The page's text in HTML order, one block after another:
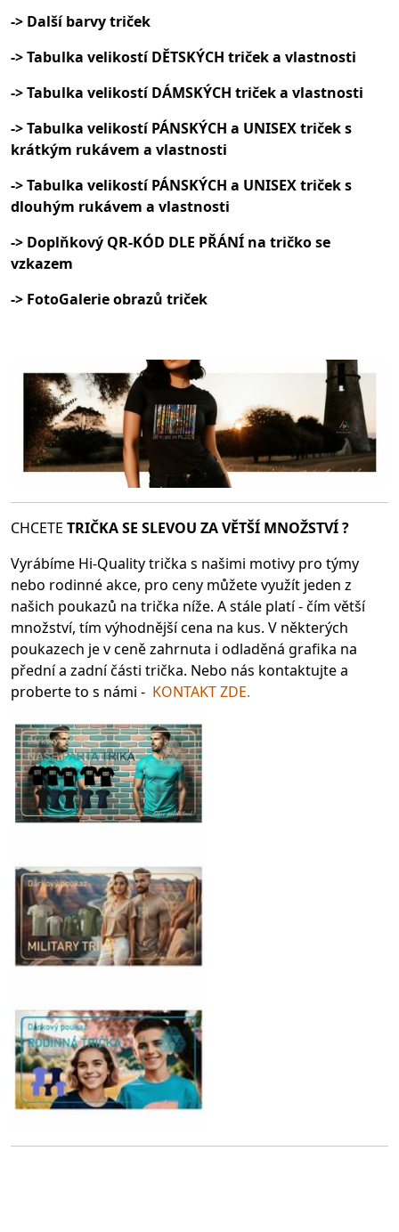
-> Další barvy triček
-> Tabulka velikostí DĚTSKÝCH triček a vlastnosti
-> Tabulka velikostí DÁMSKÝCH triček a vlastnosti
-> Tabulka velikostí PÁNSKÝCH a UNISEX triček s
krátkým rukávem a vlastnosti
-> Tabulka velikostí PÁNSKÝCH a UNISEX triček s
dlouhým rukávem a vlastnosti
-> Doplňkový QR-KÓD DLE PŘÁNÍ na tričko se
vzkazem
-> FotoGalerie obrazů triček
CHCETE TRIČKA SE SLEVOU ZA VĚTŠÍ MNOŽSTVÍ ?
Vyrábíme Hi-Quality trička s našimi motivy pro týmy
nebo rodinné akce, pro ceny můžete využít jeden z
našich poukazů na trička níže. A stále platí - čím větší
množství, tím výhodnější cena na kus. V některých
poukazech je v ceně zahrnuta i odladěná grafika na
přední a zadní části trička. Nebo nás kontaktujte a
proberte to s námi - KONTAKT ZDE.